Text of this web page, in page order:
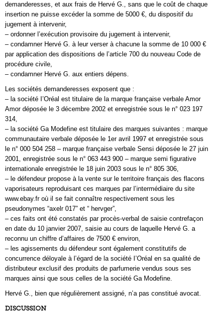
demanderesses, et aux frais de Hervé G., sans que le coût de chaque
insertion ne puisse excéder la somme de 5000 €, du dispositif du
jugement à intervenir,
– ordonner l’exécution provisoire du jugement à intervenir,
– condamner Hervé G. à leur verser à chacune la somme de 10 000 €
par application des dispositions de l’article 700 du nouveau Code de
procédure civile,
– condamner Hervé G. aux entiers dépens.
Les sociétés demanderesses exposent que :
– la société I’Oréal est titulaire de la marque française verbale Amor
Amor déposée le 3 décembre 2002 et enregistrée sous le n° 023 197
314,
– la société Ga Modefine est titulaire des marques suivantes : marque
communautaire verbale déposée le 1er avril 1997 et enregistrée sous
le n° 000 504 258 – marque française verbale Sensi déposée le 27 juin
2001, enregistrée sous le n° 063 443 900 – marque semi figurative
internationale enregistrée le 18 juin 2003 sous le n° 805 306,
– le défendeur propose à la vente sur le territoire français des flacons
vaporisateurs reproduisant ces marques par l’intermédiaire du site
www.ebay.fr où il se fait connaître respectivement sous les
pseudonymes “axelr 017” et “ hervger”,
– ces faits ont été constatés par procès-verbal de saisie contrefaçon
en date du 10 janvier 2007, saisie au cours de laquelle Hervé G. a
reconnu un chiffre d’affaires de 7500 € environ,
– les agissements du défendeur sont également constitutifs de
concurrence déloyale à l’égard de la société I’Oréal en sa qualité de
distributeur exclusif des produits de parfumerie vendus sous ses
marques ainsi que sous celles de la société Ga Modefine.
Hervé G., bien que régulièrement assigné, n’a pas constitué avocat.
DISCUSSION